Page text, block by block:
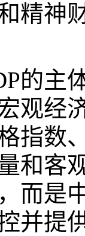
精神
的主
观经
指数
和客
而是
并提